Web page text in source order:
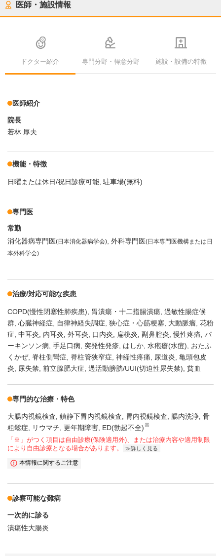
医師・施設情報
ドクター紹介 専門分野・得意分野 施設・設備の特徴
医師紹介
院長
若林 厚夫
機能・特徴
日曜または休日/祝日診療可能 駐車場(無料)
専門医
常勤
消化器病専門医(日本消化器病学会) 外科専門医(日本専門医機構または日
本外科学会)
治療/対応可能な疾患
COPD(慢性閉塞性肺疾患) 胃潰瘍・十二指腸潰瘍 過敏性腸症候
群 心臓神経症 自律神経失調症 狭心症・心筋梗塞 大動脈瘤 花粉
症 中耳炎 内耳炎 外耳炎 口内炎 扁桃炎 副鼻腔炎 慢性疼痛 パ
ーキンソン病 手足口病 突発性発疹 はしか 水疱瘡(水痘)
おたふ
くかぜ 脊柱側彎症 脊柱管狭窄症 神経性疼痛 尿道炎 亀頭包皮
炎
尿失禁 前立腺肥大症 過活動膀胱/UUI(切迫性尿失禁) 貧血
専門的な治療・特色
大腸内視鏡検査 鎮静下胃内視鏡検査 胃内視鏡検査 腸内洗浄 骨
粗鬆症
リウマチ 更年期障害 ED(勃起不全)※
「※」がつく項目は自由診療(保険適用外)、または治療内容や適用制限
により自由診療となる場合があります。
詳しく見る
本情報に関するご注意
診察可能な難病
一次的に診る
潰瘍性大腸炎